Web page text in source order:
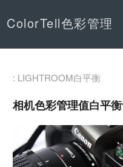
ColorTell色彩管理
: LIGHTROOM白平衡
相机色彩管理值白平